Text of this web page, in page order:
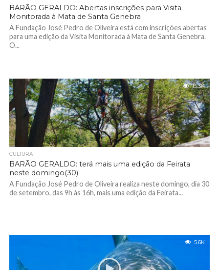
BARÃO GERALDO: Abertas inscrições para Visita
Monitorada à Mata de Santa Genebra
A Fundação José Pedro de Oliveira está com inscrições abertas
para uma edição da Visita Monitorada à Mata de Santa Genebra.
O...
15.3K
CULTURA
BARÃO GERALDO: terá mais uma edição da Feirata
neste domingo(30)
A Fundação José Pedro de Oliveira realiza neste domingo, dia 30
de setembro, das 9h às 16h, mais uma edição da Feirata...
5.6K